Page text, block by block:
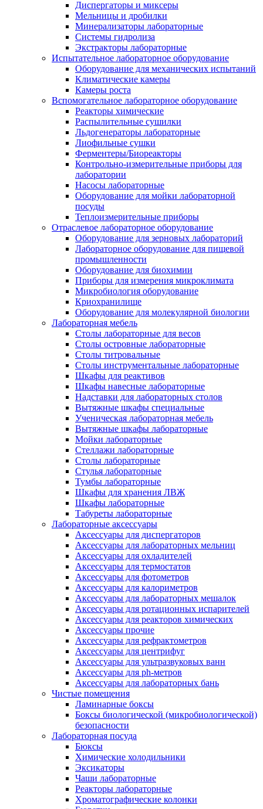
Диспергаторы и миксеры
Мельницы и дробилки
Минерализаторы лабораторные
Системы гидролиза
Экстракторы лабораторные
Испытательное лабораторное оборудование
Оборудование для механических испытаний
Климатические камеры
Камеры роста
Вспомогательное лабораторное оборудование
Реакторы химические
Распылительные сушилки
Льдогенераторы лабораторные
Лиофильные сушки
Ферментеры/Биореакторы
Контрольно-измерительные приборы для
лаборатории
Насосы лабораторные
Оборудование для мойки лабораторной
посуды
Теплоизмерительные приборы
Отраслевое лабораторное оборудование
Оборудование для зерновых лабораторий
Лабораторное оборудование для пищевой
промышленности
Оборудование для биохимии
Приборы для измерения микроклимата
Микробиология оборудование
Криохранилище
Оборудование для молекулярной биологии
Лабораторная мебель
Столы лабораторные для весов
Столы островные лабораторные
Столы титровальные
Столы инструментальные лабораторные
Шкафы для реактивов
Шкафы навесные лабораторные
Надставки для лабораторных столов
Вытяжные шкафы специальные
Ученическая лабораторная мебель
Вытяжные шкафы лабораторные
Мойки лабораторные
Стеллажи лабораторные
Столы лабораторные
Стулья лабораторные
Тумбы лабораторные
Шкафы для хранения ЛВЖ
Шкафы лабораторные
Табуреты лабораторные
Лабораторные аксессуары
Аксессуары для диспергаторов
Аксессуары для лабораторных мельниц
Аксессуары для охладителей
Аксессуары для термостатов
Аксессуары для фотометров
Аксессуары для калориметров
Аксессуары для лабораторных мешалок
Аксессуары для ротационных испарителей
Аксессуары для реакторов химических
Аксессуары прочие
Аксессуары для рефрактометров
Аксессуары для центрифуг
Аксессуары для ультразвуковых ванн
Аксессуары для ph-метров
Аксессуары для лабораторных бань
Чистые помещения
Ламинарные боксы
Боксы биологической (микробиологической)
безопасности
Лабораторная посуда
Бюксы
Химические холодильники
Эксикаторы
Чаши лабораторные
Реакторы лабораторные
Хроматографические колонки